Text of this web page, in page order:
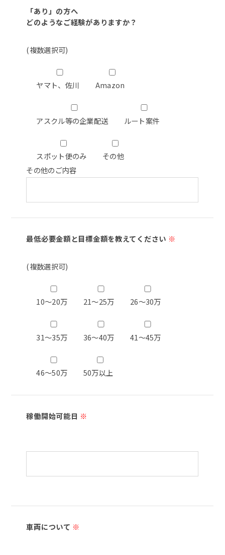
「あり」の方へ
どのようなご経験がありますか？
(複数選択可)
ヤマト、佐川 Amazon
アスクル等の企業配送 ルート案件
スポット便のみ
その他
その他のご内容
最低必要金額と目標金額を教えてください ※
(複数選択可)
10～20万 21～25万 26～30万
31～35万 36～40万 41～45万
46～50万 50万以上
稼働開始可能日 ※
車両について ※